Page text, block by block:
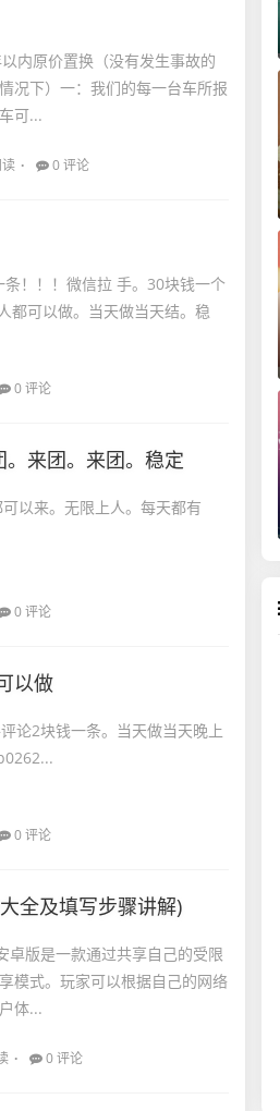
内原价置换（没有发生事故的
况下）一：我们的每一台车所报
可...
0 评论
！！！微信拉 手。30块钱一个
都可以做。当天做当天结。稳
0 评论
来团。来团。稳定
以来。无限上人。每天都有
0 评论
以做
论2块钱一条。当天做当天晚上
0 评论
全及填写步骤讲解)
版是一款通过共享自己的受限
模式。玩家可以根据自己的网络
体...
0 评论